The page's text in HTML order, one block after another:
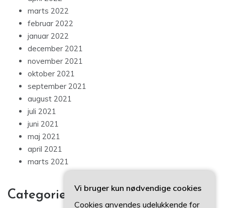
marts 2022
februar 2022
januar 2022
december 2021
november 2021
oktober 2021
september 2021
august 2021
juli 2021
juni 2021
maj 2021
april 2021
marts 2021
Categories
Vi bruger kun nødvendige cookies
Cookies anvendes udelukkende for